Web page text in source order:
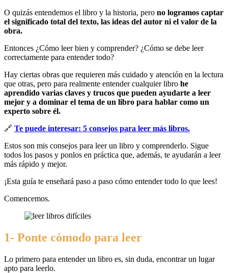
O quizás entendemos el libro y la historia, pero no logramos captar
el significado total del texto, las ideas del autor ni el valor de la
obra.
Entonces ¿Cómo leer bien y comprender? ¿Cómo se debe leer
correctamente para entender todo?
Hay ciertas obras que requieren más cuidado y atención en la lectura
que otras, pero para realmente entender cualquier libro he
aprendido varias claves y trucos que pueden ayudarte a leer
mejor y a dominar el tema de un libro para hablar como un
experto sobre él.
🔗 Te puede interesar: 5 consejos para leer más libros.
Estos son mis consejos para leer un libro y comprenderlo. Sigue
todos los pasos y ponlos en práctica que, además, te ayudarán a leer
más rápido y mejor.
¡Esta guía te enseñará paso a paso cómo entender todo lo que lees!
Comencemos.
1- Ponte cómodo para leer
Lo primero para entender un libro es, sin duda, encontrar un lugar
apto para leerlo.